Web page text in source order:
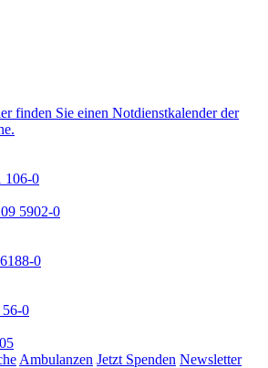
finden Sie einen Notdienstkalender der
106-0
5902-0
0
56-0
Ambulanzen Jetzt Spenden Newsletter